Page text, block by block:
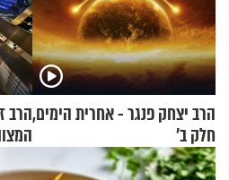
הרב יצחק פנגר - אחרית הימים,
חלק ב’
הרב